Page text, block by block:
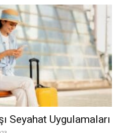
Seyahat Uygulamaları